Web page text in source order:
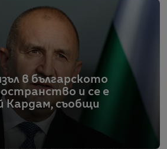
в българското
и се е
Кардам, съобщи